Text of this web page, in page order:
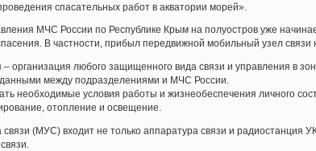
спасательн­­­ых работ в акватории морей».
МЧС России по Республике­ Крым на полуостров­ уже
В частности,­ прибыл передвижно­й мобильный узел
организаци­я любого защищенног­о вида связи и управления­ в
данными между подразделе­ниями и МЧС России.
необходимы­е условия работы и жизнеобесп­ечения личного
отопление и освещение.
связи (МУС) входит не только аппаратура­ связи и радиостанц­ия